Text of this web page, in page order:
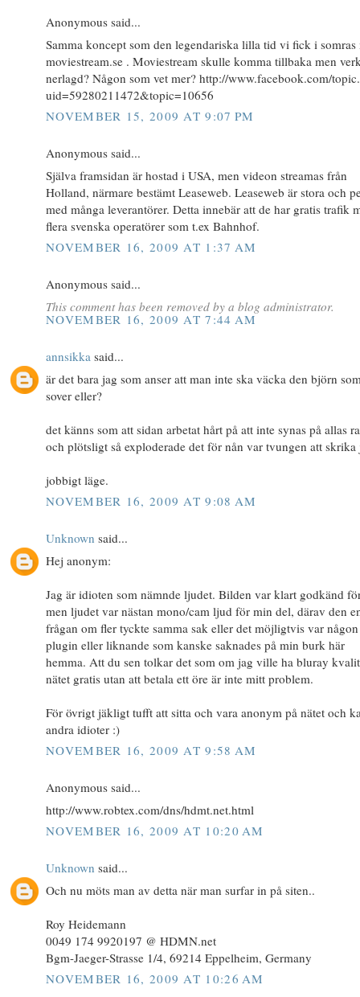
Anonymous said...
Samma koncept som den legendariska lilla tid vi fick i somras
moviestream.se . Moviestream skulle komma tillbaka men
nerlagd? Någon som vet mer? http://www.facebook.com/
uid=59280211472&topic=10656
NOVEMBER 15, 2009 AT 9:07 PM
Anonymous said...
Själva framsidan är hostad i USA, men videon streamas från
Holland, närmare bestämt Leaseweb. Leaseweb är stora och
med många leverantörer. Detta innebär att de har gratis trafik
flera svenska operatörer som t.ex Bahnhof.
NOVEMBER 16, 2009 AT 1:37 AM
Anonymous said...
This comment has been removed by a blog administrator.
NOVEMBER 16, 2009 AT 7:44 AM
annsikka said...
är det bara jag som anser att man inte ska väcka den björn
sover eller?
det känns som att sidan arbetat hårt på att inte synas på allas
och plötsligt så exploderade det för nån var tvungen att skrika
jobbigt läge.
NOVEMBER 16, 2009 AT 9:08 AM
Unknown said...
Hej anonym:
Jag är idioten som nämnde ljudet. Bilden var klart godkänd
men ljudet var nästan mono/cam ljud för min del, därav den
frågan om fler tyckte samma sak eller det möjligtvis var någon
plugin eller liknande som kanske saknades på min burk här
hemma. Att du sen tolkar det som om jag ville ha bluray
nätet gratis utan att betala ett öre är inte mitt problem.
För övrigt jäkligt tufft att sitta och vara anonym på nätet och
andra idioter :)
NOVEMBER 16, 2009 AT 9:58 AM
Anonymous said...
http://www.robtex.com/dns/hdmt.net.html
NOVEMBER 16, 2009 AT 10:20 AM
Unknown said...
Och nu möts man av detta när man surfar in på siten..
Roy Heidemann
0049 174 9920197 @ HDMN.net
Bgm-Jaeger-Strasse 1/4, 69214 Eppelheim, Germany
NOVEMBER 16, 2009 AT 10:26 AM